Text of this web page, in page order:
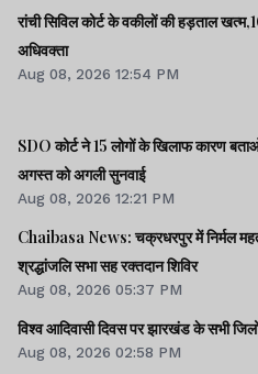
रांची सिविल कोर्ट के वकीलों की हड़ताल
अधिवक्ता
Aug 08, 2026 12:54 PM
SDO कोर्ट ने 15 लोगों के खिलाफ कारण बताओ
अगस्त को अगली सुनवाई
Aug 08, 2026 12:21 PM
Chaibasa News: चक्रधरपुर में निर्मल महतो के शहादत दिवस पर
श्रद्धांजलि सभा सह रक्तदान शिविर
Aug 08, 2026 05:37 PM
विश्व आदिवासी दिवस पर झारखंड के सभी
Aug 08, 2026 02:58 PM